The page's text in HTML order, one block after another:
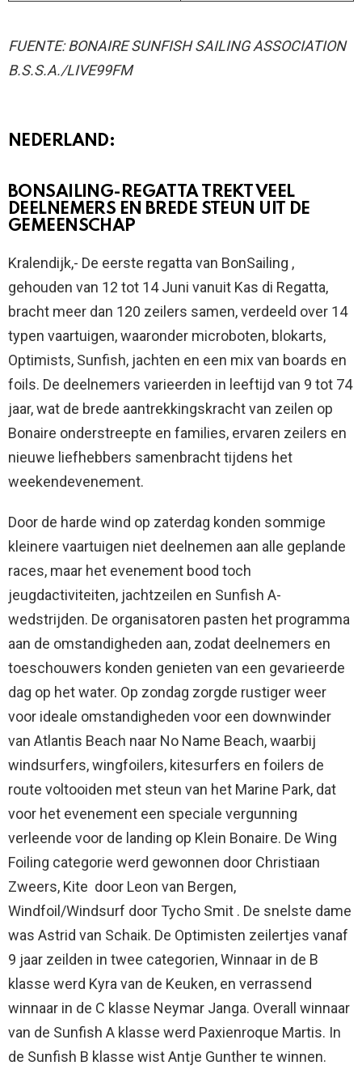
FUENTE: BONAIRE SUNFISH SAILING ASSOCIATION
B.S.S.A./LIVE99FM
NEDERLAND:
BONSAILING-REGATTA TREKT VEEL
DEELNEMERS EN BREDE STEUN UIT DE
GEMEENSCHAP
Kralendijk,- De eerste regatta van BonSailing ,
gehouden van 12 tot 14 Juni vanuit Kas di Regatta,
bracht meer dan 120 zeilers samen, verdeeld over 14
typen vaartuigen, waaronder microboten, blokarts,
Optimists, Sunfish, jachten en een mix van boards en
foils. De deelnemers varieerden in leeftijd van 9 tot 74
jaar, wat de brede aantrekkingskracht van zeilen op
Bonaire onderstreepte en families, ervaren zeilers en
nieuwe liefhebbers samenbracht tijdens het
weekendevenement.
Door de harde wind op zaterdag konden sommige
kleinere vaartuigen niet deelnemen aan alle geplande
races, maar het evenement bood toch
jeugdactiviteiten, jachtzeilen en Sunfish A-
wedstrijden. De organisatoren pasten het programma
aan de omstandigheden aan, zodat deelnemers en
toeschouwers konden genieten van een gevarieerde
dag op het water. Op zondag zorgde rustiger weer
voor ideale omstandigheden voor een downwinder
van Atlantis Beach naar No Name Beach, waarbij
windsurfers, wingfoilers, kitesurfers en foilers de
route voltooiden met steun van het Marine Park, dat
voor het evenement een speciale vergunning
verleende voor de landing op Klein Bonaire. De Wing
Foiling categorie werd gewonnen door Christiaan
Zweers, Kite door Leon van Bergen,
Windfoil/Windsurf door Tycho Smit . De snelste dame
was Astrid van Schaik. De Optimisten zeilertjes vanaf
9 jaar zeilden in twee categorien, Winnaar in de B
klasse werd Kyra van de Keuken, en verrassend
winnaar in de C klasse Neymar Janga. Overall winnaar
van de Sunfish A klasse werd Paxienroque Martis. In
de Sunfish B klasse wist Antje Gunther te winnen.